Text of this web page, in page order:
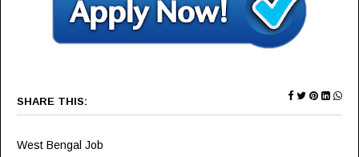
SHARE THIS:
West Bengal Job